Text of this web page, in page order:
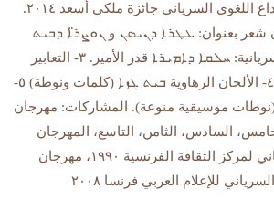
شهادة تقدير في الإبداع اللغوي السرياني جائزة ملكي أسعد ٢٠١٤.
١- ديوان شعر بعنوان: ܥܛܪܐ ܕܢܝܣܢ و ܢܘܨܪ̈ܐ ܕܒܝܬ
ܢܗܪ̈ܝܢ ݂ ٢- قصص سريانية: ܚܠܩܐ ܕܐܡܝܪܐ قدر الأمير. ٣- التعابير
اللغوية في السريانية. ٤- الألحان الرهاوية ܒܝܬ ܓܙܐ (كلمات ونوطة) ٥-
موسيقية منوعة). المشاركات: مهرجان
السادس، الثامن، التاسع، المهرجان
الموسيقي السرياني لمركز الثقافة الفرنسية ١٩٩٠، مهرجان
للإعلام العربي فرنسا ٢٠٠٨